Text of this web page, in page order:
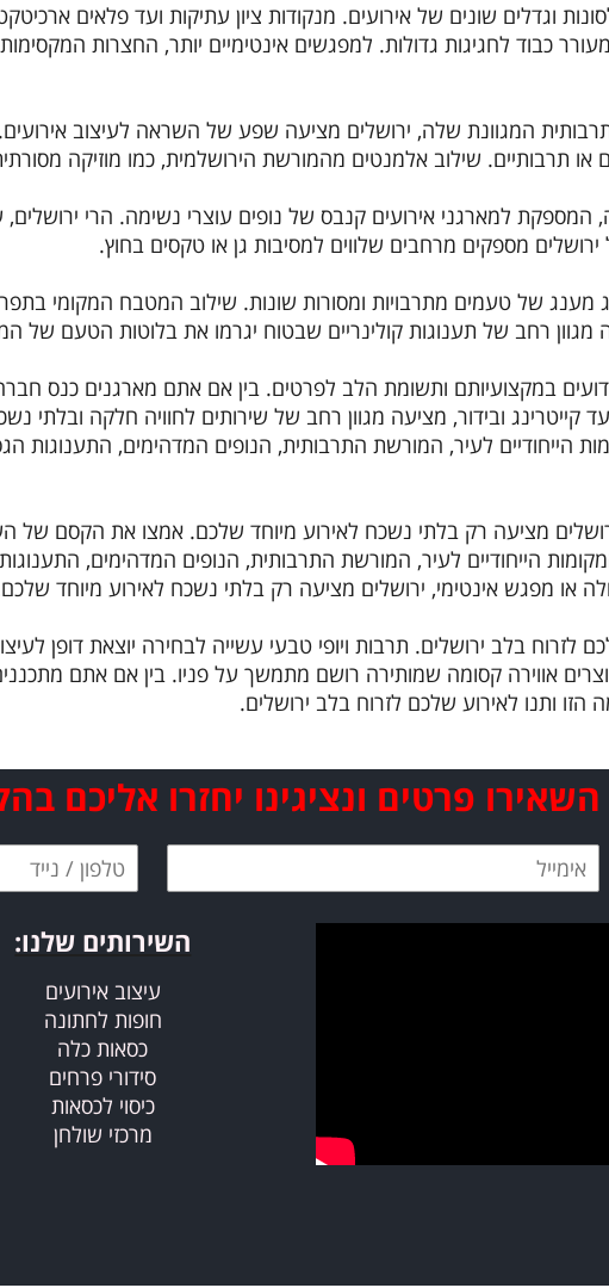
מנקודות ציון עתיקות ועד פלאים
כבוד לחגיגות גדולות. למפגשים אינטימיים יותר, החצרות
או תרבותיים. שילוב אלמנטים מהמורשת הירושלמית, כמו מוזיקה
הרי
מספקים מרחבים שלווים למסיבות גן או טקסים בחוץ.
שילוב המטבח המקומי
מגוון רחב של תענוגות קולינריים שבטוח יגרמו את בלוטות הטעם של
בין אם אתם מארגנים כנס
קייטרינג ובידור, מציעה מגוון רחב של שירותים לחוויה חלקה ובלתי
הייחודיים לעיר, המורשת התרבותית, הנופים המדהימים, התענוגות
מציעה רק בלתי נשכח לאירוע מיוחד שלכם. אמצו את הקסם של
הייחודיים לעיר, המורשת התרבותית, הנופים המדהימים,
או מפגש אינטימי, ירושלים מציעה רק בלתי נשכח לאירוע מיוחד
לזרוח בלב ירושלים. תרבות ויופי טבעי עשייה לבחירה יוצאת דופן
אווירה קסומה שמותירה רושם מתמשך על פניו. בין אם אתם
ותנו לאירוע שלכם לזרוח בלב ירושלים.
השאירו פרטים ונציגינו יחזרו אליכם
השירותים שלנו​​​​​​​:
עיצוב אירועים
חופות לחתונה
כסאות כלה
סידורי פרחים
כיסוי לכסאות
מרכזי שולחן